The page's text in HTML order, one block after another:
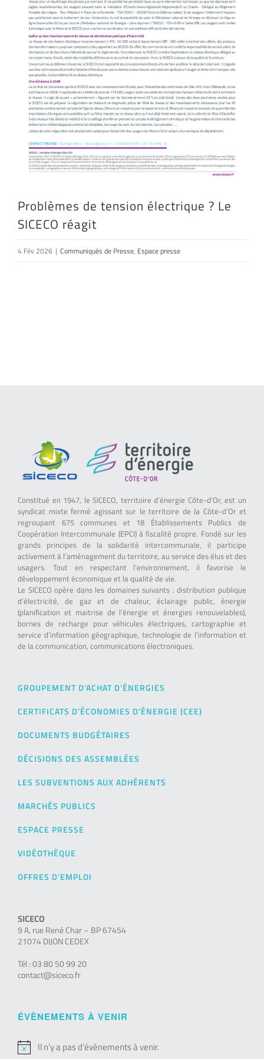
Problèmes de tension électrique ? Le
SICECO réagit
4 Fév 2026 | Communiqués de Presse, Espace presse
Constitué en 1947, le SICECO, territoire d’énergie Côte-d’Or, est un
syndicat mixte fermé agissant sur le territoire de la Côte-d’Or et
regroupant 675 communes et 18 Établissements Publics de
Coopération Intercommunale (EPCI) à fiscalité propre. Fondé sur les
grands principes de la solidarité intercommunale, il participe
activement à l’aménagement du territoire, au service des élus et des
usagers. Tout en respectant l’environnement, il favorise le
développement économique et la qualité de vie.
Le SICECO opère dans les domaines suivants : distribution publique
d’électricité, de gaz et de chaleur, éclairage public, énergie
(planification et maitrise de l’énergie et énergies renouvelables),
bornes de recharge pour véhicules électriques, cartographie et
service d’information géographique, technologie de l’information et
de la communication, communications électroniques.
GROUPEMENT D’ACHAT D’ÉNERGIES
CERTIFICATS D’ÉCONOMIES D’ÉNERGIE (CEE)
DOCUMENTS BUDGÉTAIRES
DÉCISIONS DES ASSEMBLÉES
LES SUBVENTIONS AUX ADHÉRENTS
MARCHÉS PUBLICS
ESPACE PRESSE
VIDÉOTHÈQUE
OFFRES D’EMPLOI
SICECO
9 A, rue René Char – BP 67454
21074 DIJON CEDEX
Tél : 03 80 50 99 20
contact@siceco.fr
ÉVÈNEMENTS À VENIR
Notice
Il n’y a pas d’évènements à venir.